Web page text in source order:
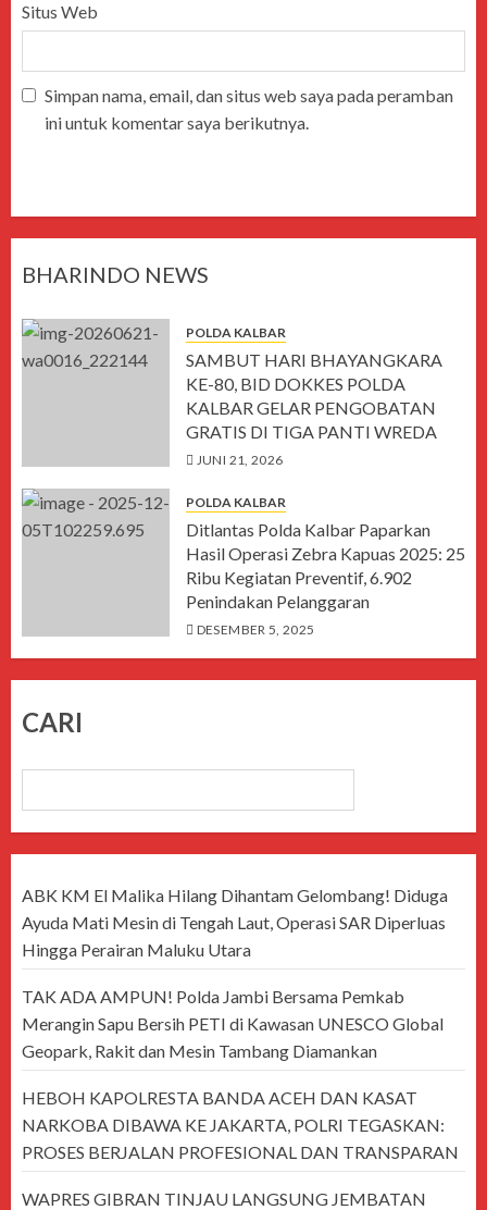
Situs Web
Simpan nama, email, dan situs web saya pada peramban
ini untuk komentar saya berikutnya.
BHARINDO NEWS
POLDA KALBAR
SAMBUT HARI BHAYANGKARA
KE-80, BID DOKKES POLDA
KALBAR GELAR PENGOBATAN
GRATIS DI TIGA PANTI WREDA
JUNI 21, 2026
POLDA KALBAR
Ditlantas Polda Kalbar Paparkan
Hasil Operasi Zebra Kapuas 2025: 25
Ribu Kegiatan Preventif, 6.902
Penindakan Pelanggaran
DESEMBER 5, 2025
CARI
ABK KM El Malika Hilang Dihantam Gelombang! Diduga
Ayuda Mati Mesin di Tengah Laut, Operasi SAR Diperluas
Hingga Perairan Maluku Utara
TAK ADA AMPUN! Polda Jambi Bersama Pemkab
Merangin Sapu Bersih PETI di Kawasan UNESCO Global
Geopark, Rakit dan Mesin Tambang Diamankan
HEBOH KAPOLRESTA BANDA ACEH DAN KASAT
NARKOBA DIBAWA KE JAKARTA, POLRI TEGASKAN:
PROSES BERJALAN PROFESIONAL DAN TRANSPARAN
WAPRES GIBRAN TINJAU LANGSUNG JEMBATAN